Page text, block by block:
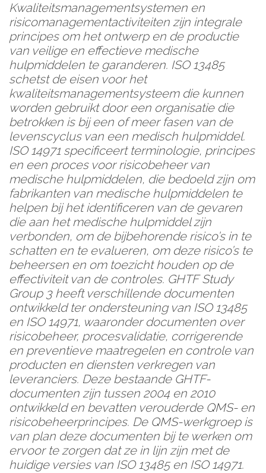
Kwaliteitsmanagementsystemen en
risicomanagementactiviteiten zijn integrale
principes om het ontwerp en de productie
van veilige en effectieve medische
hulpmiddelen te garanderen. ISO 13485
schetst de eisen voor het
kwaliteitsmanagementsysteem die kunnen
worden gebruikt door een organisatie die
betrokken is bij een of meer fasen van de
levenscyclus van een medisch hulpmiddel.
ISO 14971 specificeert terminologie, principes
en een proces voor risicobeheer van
medische hulpmiddelen, die bedoeld zijn om
fabrikanten van medische hulpmiddelen te
helpen bij het identificeren van de gevaren
die aan het medische hulpmiddel zijn
verbonden, om de bijbehorende risico’s in te
schatten en te evalueren, om deze risico’s te
beheersen en om toezicht houden op de
effectiviteit van de controles. GHTF Study
Group 3 heeft verschillende documenten
ontwikkeld ter ondersteuning van ISO 13485
en ISO 14971, waaronder documenten over
risicobeheer, procesvalidatie, corrigerende
en preventieve maatregelen en controle van
producten en diensten verkregen van
leveranciers. Deze bestaande GHTF-
documenten zijn tussen 2004 en 2010
ontwikkeld en bevatten verouderde QMS- en
risicobeheerprincipes. De QMS-werkgroep is
van plan deze documenten bij te werken om
ervoor te zorgen dat ze in lijn zijn met de
huidige versies van ISO 13485 en ISO 14971.